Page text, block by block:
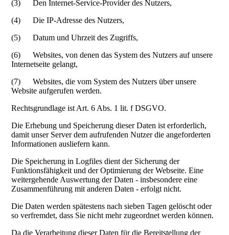
(3) Den Internet-Service-Provider des Nutzers,
(4) Die IP-Adresse des Nutzers,
(5) Datum und Uhrzeit des Zugriffs,
(6) Websites, von denen das System des Nutzers auf unsere
Internetseite gelangt,
(7) Websites, die vom System des Nutzers über unsere
Website aufgerufen werden.
Rechtsgrundlage ist Art. 6 Abs. 1 lit. f DSGVO.
Die Erhebung und Speicherung dieser Daten ist erforderlich,
damit unser Server dem aufrufenden Nutzer die angeforderten
Informationen ausliefern kann.
Die Speicherung in Logfiles dient der Sicherung der
Funktionsfähigkeit und der Optimierung der Webseite. Eine
weitergehende Auswertung der Daten - insbesondere eine
Zusammenführung mit anderen Daten - erfolgt nicht.
Die Daten werden spätestens nach sieben Tagen gelöscht oder
so verfremdet, dass Sie nicht mehr zugeordnet werden können.
Da die Verarbeitung dieser Daten für die Bereitstellung der